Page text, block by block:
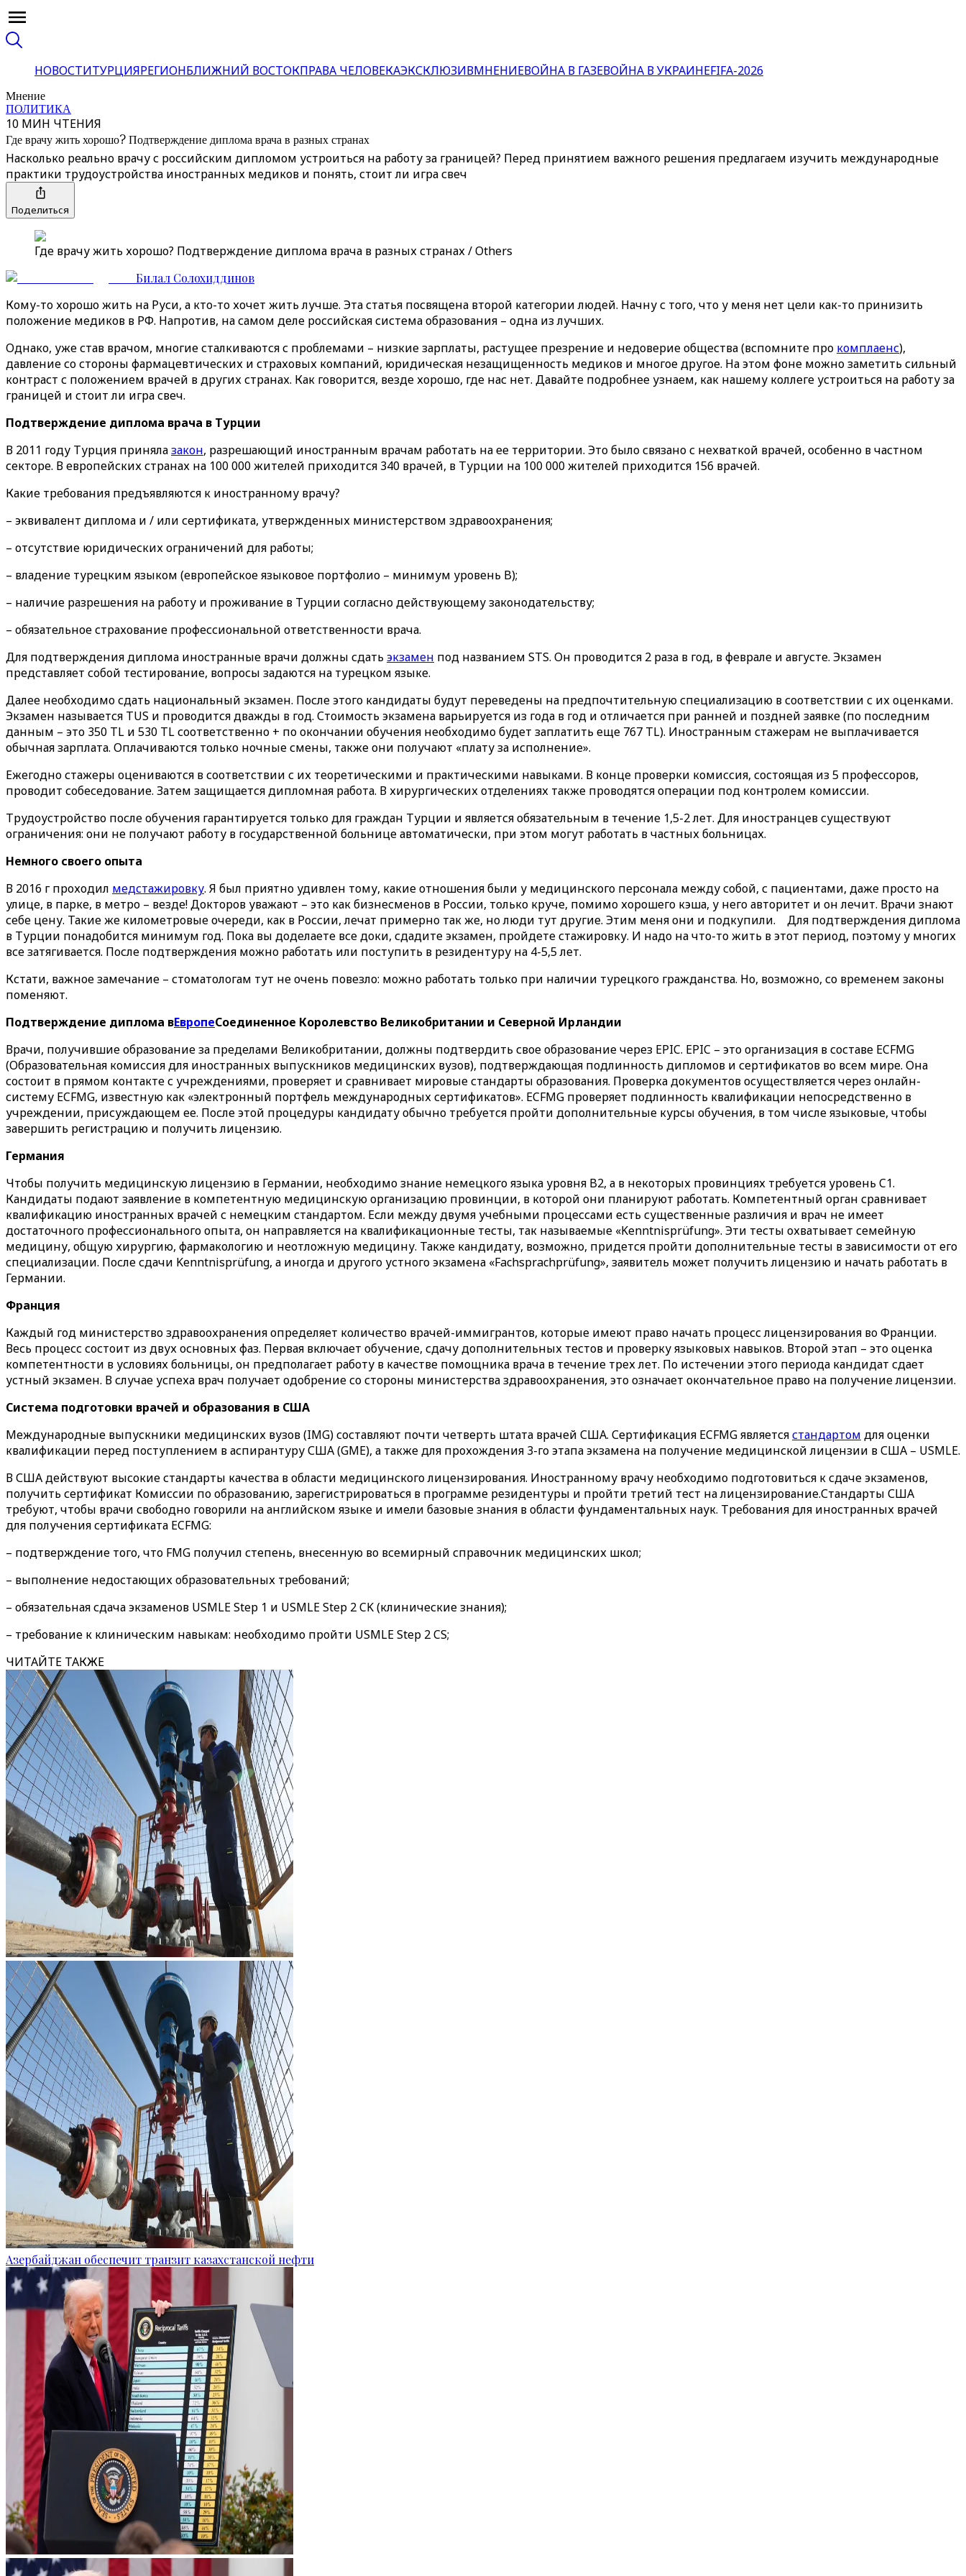
НОВОСТИТУРЦИЯРЕГИОНБЛИЖНИЙ ВОСТОКПРАВА ЧЕЛОВЕКАЭКСКЛЮЗИВМНЕНИЕВОЙНА В ГАЗЕВОЙНА В УКРАИНЕFIFA-2026
Мнение
ПОЛИТИКА
10 МИН ЧТЕНИЯ
Где врачу жить хорошо? Подтверждение диплома врача в разных странах
Насколько реально врачу с российским дипломом устроиться на работу за границей? Перед принятием важного решения предлагаем изучить международные
практики трудоустройства иностранных медиков и понять, стоит ли игра свеч
Поделиться
Где врачу жить хорошо? Подтверждение диплома врача в разных странах / Others
Билал Солохиддинов
Кому-то хорошо жить на Руси, а кто-то хочет жить лучше. Эта статья посвящена второй категории людей. Начну с того, что у меня нет цели как-то принизить
положение медиков в РФ. Напротив, на самом деле российская система образования – одна из лучших.
Однако, уже став врачом, многие сталкиваются с проблемами – низкие зарплаты, растущее презрение и недоверие общества (вспомните про комплаенс),
давление со стороны фармацевтических и страховых компаний, юридическая незащищенность медиков и многое другое. На этом фоне можно заметить сильный
контраст с положением врачей в других странах. Как говорится, везде хорошо, где нас нет. Давайте подробнее узнаем, как нашему коллеге устроиться на работу за
границей и стоит ли игра свеч.
Подтверждение диплома врача в Турции
В 2011 году Турция принялазакон, разрешающий иностранным врачам работать на ее территории. Это было связано с нехваткой врачей, особенно в частном
секторе. В европейских странах на 100 000 жителей приходится 340 врачей, в Турции на 100 000 жителей приходится 156 врачей.
Какие требования предъявляются к иностранному врачу?
– эквивалент диплома и / или сертификата, утвержденных министерством здравоохранения;
– отсутствие юридических ограничений для работы;
– владение турецким языком (европейское языковое портфолио – минимум уровень B);
– наличие разрешения на работу и проживание в Турции согласно действующему законодательству;
– обязательное страхование профессиональной ответственности врача.
Для подтверждения диплома иностранные врачи должны сдать экзамен под названием STS. Он проводится 2 раза в год, в феврале и августе. Экзамен
представляет собой тестирование, вопросы задаются на турецком языке.
Далее необходимо сдать национальный экзамен. После этого кандидаты будут переведены на предпочтительную специализацию в соответствии с их оценками.
Экзамен называется TUS и проводится дважды в год. Стоимость экзамена варьируется из года в год и отличается при ранней и поздней заявке (по последним
данным – это 350 TL и 530 TL соответственно + по окончании обучения необходимо будет заплатить еще 767 TL). Иностранным стажерам не выплачивается
обычная зарплата. Оплачиваются только ночные смены, также они получают «плату за исполнение».
Ежегодно стажеры оцениваются в соответствии с их теоретическими и практическими навыками. В конце проверки комиссия, состоящая из 5 профессоров,
проводит собеседование. Затем защищается дипломная работа. В хирургических отделениях также проводятся операции под контролем комиссии.
Трудоустройство после обучения гарантируется только для граждан Турции и является обязательным в течение 1,5-2 лет. Для иностранцев существуют
ограничения: они не получают работу в государственной больнице автоматически, при этом могут работать в частных больницах.
Немного своего опыта
В 2016 г проходил медстажировку. Я был приятно удивлен тому, какие отношения были у медицинского персонала между собой, с пациентами, даже просто на
улице, в парке, в метро – везде! Докторов уважают – это как бизнесменов в России, только круче, помимо хорошего кэша, у него авторитет и он лечит. Врачи знают
себе цену. Такие же километровые очереди, как в России, лечат примерно так же, но люди тут другие. Этим меня они и подкупили. ⠀Для подтверждения диплома
в Турции понадобится минимум год. Пока вы доделаете все доки, сдадите экзамен, пройдете стажировку. И надо на что-то жить в этот период, поэтому у многих
все затягивается. После подтверждения можно работать или поступить в резидентуру на 4-5,5 лет.
Кстати, важное замечание – стоматологам тут не очень повезло: можно работать только при наличии турецкого гражданства. Но, возможно, со временем законы
поменяют.
Подтверждение диплома вЕвропеСоединенное Королевство Великобритании и Северной Ирландии
Врачи, получившие образование за пределами Великобритании, должны подтвердить свое образование через EPIC. EPIC – это организация в составе ECFMG
(Образовательная комиссия для иностранных выпускников медицинских вузов), подтверждающая подлинность дипломов и сертификатов во всем мире. Она
состоит в прямом контакте с учреждениями, проверяет и сравнивает мировые стандарты образования. Проверка документов осуществляется через онлайн-
систему ECFMG, известную как «электронный портфель международных сертификатов». ECFMG проверяет подлинность квалификации непосредственно в
учреждении, присуждающем ее. После этой процедуры кандидату обычно требуется пройти дополнительные курсы обучения, в том числе языковые, чтобы
завершить регистрацию и получить лицензию.
Германия
Чтобы получить медицинскую лицензию в Германии, необходимо знание немецкого языка уровня B2, а в некоторых провинциях требуется уровень C1.
Кандидаты подают заявление в компетентную медицинскую организацию провинции, в которой они планируют работать. Компетентный орган сравнивает
квалификацию иностранных врачей с немецким стандартом. Если между двумя учебными процессами есть существенные различия и врач не имеет
достаточного профессионального опыта, он направляется на квалификационные тесты, так называемые «Kenntnisprüfung». Эти тесты охватывает семейную
медицину, общую хирургию, фармакологию и неотложную медицину. Также кандидату, возможно, придется пройти дополнительные тесты в зависимости от его
специализации. После сдачи Kenntnisprüfung, а иногда и другого устного экзамена «Fachsprachprüfung», заявитель может получить лицензию и начать работать в
Германии.
Франция
Каждый год министерство здравоохранения определяет количество врачей-иммигрантов, которые имеют право начать процесс лицензирования во Франции.
Весь процесс состоит из двух основных фаз. Первая включает обучение, сдачу дополнительных тестов и проверку языковых навыков. Второй этап – это оценка
компетентности в условиях больницы, он предполагает работу в качестве помощника врача в течение трех лет. По истечении этого периода кандидат сдает
устный экзамен. В случае успеха врач получает одобрение со стороны министерства здравоохранения, это означает окончательное право на получение лицензии.
Система подготовки врачей и образования в США
Международные выпускники медицинских вузов (IMG) составляют почти четверть штата врачей США. Сертификация ECFMG являетсястандартом для оценки
квалификации перед поступлением в аспирантуру США (GME), а также для прохождения 3-го этапа экзамена на получение медицинской лицензии в США – USMLE.
В США действуют высокие стандарты качества в области медицинского лицензирования. Иностранному врачу необходимо подготовиться к сдаче экзаменов,
получить сертификат Комиссии по образованию, зарегистрироваться в программе резидентуры и пройти третий тест на лицензирование.Стандарты США
требуют, чтобы врачи свободно говорили на английском языке и имели базовые знания в области фундаментальных наук. Требования для иностранных врачей
для получения сертификата ECFMG:
– подтверждение того, что FMG получил степень, внесенную во всемирный справочник медицинских школ;
– выполнение недостающих образовательных требований;
– обязательная сдача экзаменов USMLE Step 1 и USMLE Step 2 CK (клинические знания);
– требование к клиническим навыкам: необходимо пройти USMLE Step 2 CS;
ЧИТАЙТЕ ТАКЖЕ
Азербайджан обеспечит транзит казахстанской нефти